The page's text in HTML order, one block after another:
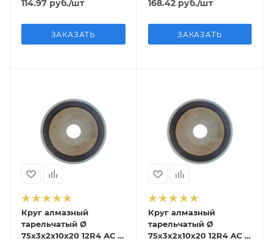
114.97 руб./шт
ЗАКАЗАТЬ
168.42руб./шт
ЗАКАЗАТЬ
Круг алмазный
тарельчатый Ø
75х3х2х10х20 12R4 АС 6
Круг алмазный
тарельчатый Ø
75х3х2х10х20 12R4 АС 4